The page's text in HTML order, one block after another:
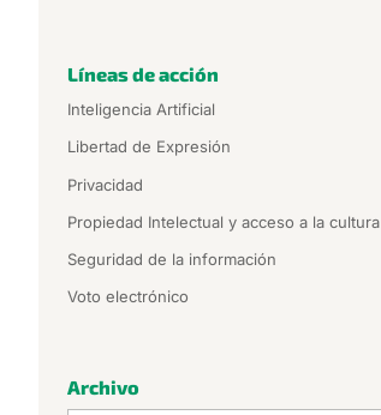
Líneas de acción
Inteligencia Artificial
Libertad de Expresión
Privacidad
Propiedad Intelectual y acceso a la cultura
Seguridad de la información
Voto electrónico
Archivo